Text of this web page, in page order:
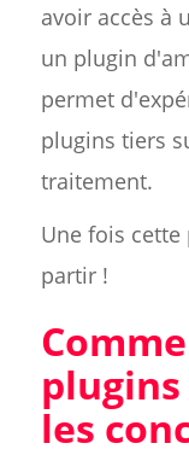
avoir accès à
un plugin
permet
plugins tiers
traitement.
Une fois cette
partir !
les